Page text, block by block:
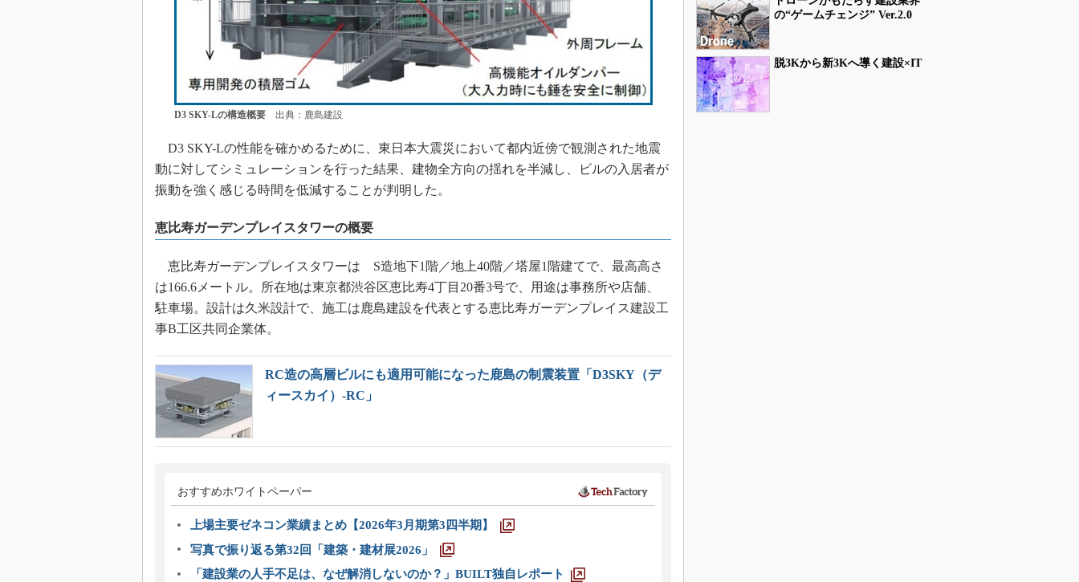
D3 SKY-Lの構造概要出典：鹿島建設
D3 SKY-Lの性能を確かめるために、東日本大震災において都内近傍で観測された地震
動に対してシミュレーションを行った結果、建物全方向の揺れを半減し、ビルの入居者が
振動を強く感じる時間を低減することが判明した。
恵比寿ガーデンプレイスタワーの概要
恵比寿ガーデンプレイスタワーは S造地下1階／地上40階／塔屋1階建てで、最高高さ
は166.6メートル。所在地は東京都渋谷区恵比寿4丁目20番3号で、用途は事務所や店舗、
駐車場。設計は久米設計で、施工は鹿島建設を代表とする恵比寿ガーデンプレイス建設工
事B工区共同企業体。
RC造の高層ビルにも適用可能になった鹿島の制震装置「D3SKY（デ
ィースカイ）-RC」
おすすめホワイトペーパー
上場主要ゼネコン業績まとめ【2026年3月期第3四半期】
写真で振り返る第32回「建築・建材展2026」
「建設業の人手不足は、なぜ解消しないのか？」BUILT独自レポート
の“ゲームチェンジ” Ver.2.0
脱3Kから新3Kへ導く建設×IT